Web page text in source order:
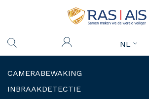
NL
CAMERABEWAKING
INBRAAKDETECTIE